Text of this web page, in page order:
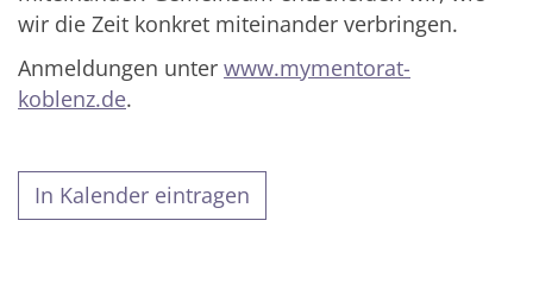
wir die Zeit konkret miteinander verbringen.
Anmeldungen unter www.mymentorat-
koblenz.de.
In Kalender eintragen